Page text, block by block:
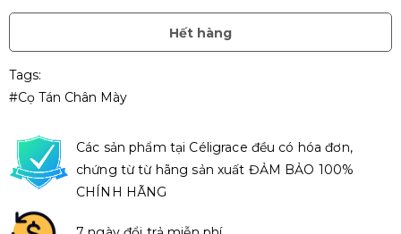
Hết hàng
Tags:
#cọ Tán Chân Mày
Các sản phẩm tại Céligrace đều có hóa đơn,
chứng từ từ hãng sản xuất ĐẢM BẢO 100%
CHÍNH HÃNG